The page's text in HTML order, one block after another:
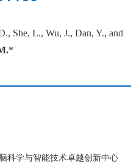
She, L., Wu, J., Dan, Y., and
*
科学与智能技术卓越创新中心